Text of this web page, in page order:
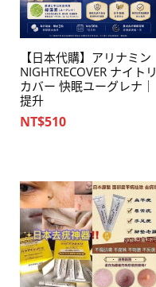
【日本代購】アリナミン
NIGHTRECOVER ナイトリ
カバー 快眠ユーグレナ｜
提升
NT$510